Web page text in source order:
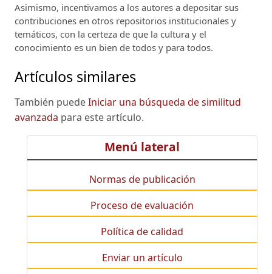
Asimismo, incentivamos a los autores a depositar sus
contribuciones en otros repositorios institucionales y
temáticos, con la certeza de que la cultura y el
conocimiento es un bien de todos y para todos.
Artículos similares
También puedeIniciar una búsqueda de similitud
avanzada para este artículo.
Menú lateral
Normas de publicación
Proceso de evaluación
Política de calidad
Enviar un artículo